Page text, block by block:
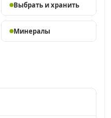
Выбрать и хранить
Минералы